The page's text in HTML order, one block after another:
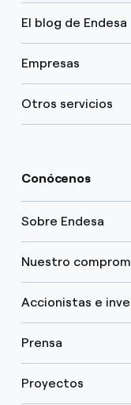
El blog de Endesa
Empresas
Otros servicios
Conócenos
Sobre Endesa
Nuestro
Accionistas e
Prensa
Proyectos